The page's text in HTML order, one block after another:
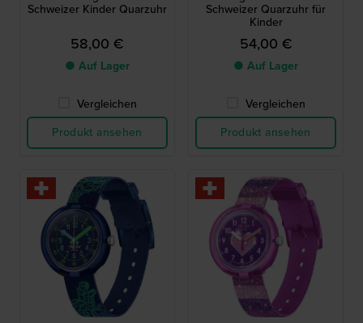
Schweizer Kinder Quarzuhr
58,00 €
● Auf Lager
Vergleichen
Produkt ansehen
Schweizer Quarzuhr für
Kinder
54,00 €
● Auf Lager
Vergleichen
Produkt ansehen